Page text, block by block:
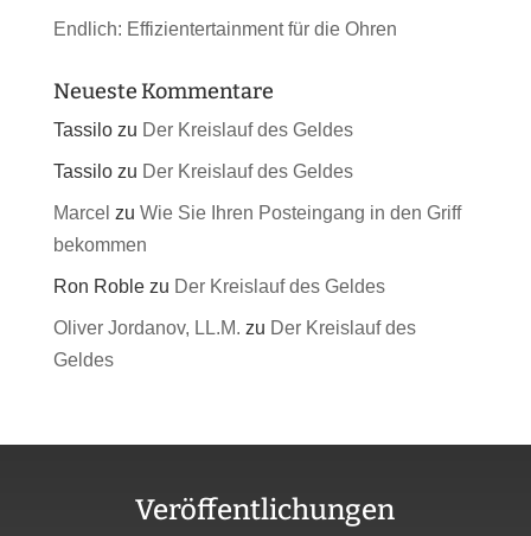
Endlich: Effizientertainment für die Ohren
Neueste Kommentare
Tassilozu Der Kreislauf des Geldes
Tassilozu Der Kreislauf des Geldes
Marcel zu Wie Sie Ihren Posteingang in den Griff
bekommen
Ron Roblezu Der Kreislauf des Geldes
Oliver Jordanov, LL.M. zu Der Kreislauf des
Geldes
Veröffentlichungen